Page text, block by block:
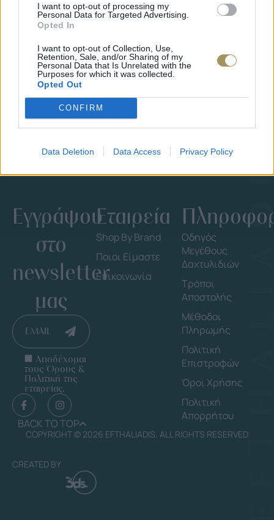
I want to opt-out of processing my
Personal Data for Targeted Advertising.
Opted In
I want to opt-out of Collection, Use,
Retention, Sale, and/or Sharing of my
Personal Data that Is Unrelated with the
Purposes for which it was collected.
Opted Out
CONFIRM
Data Deletion Data Access Privacy Policy
ΜΟΝΌΠΕΤΡΟ ΔΑΧΤΥΛΊΔΙ ΜΕ
ΔΙΑΜΆΝΤΙ 0.35CT
€1.737€
Εγγράψου
στο
newsletter
μας
EMAIL
Αποδέχομαι
τους Όρους &
Πολιτική της
εταιρείας.
BACK TO TOP
Εταιρεία
Shop By Brand
Ποιοι Είμαστε
Επικοινωνία
Οδηγός
Μεγέθους
Δαχτυλιδιών
Τρόποι
Αποστολής
Μέθοδοι
Πληρωμής
Πολιτική
Επιστροφών
Όροι Χρήσης
Πολιτική
Απορρήτου
COPYRIGHT © 2026 EFTHALIADIS. ALL RIGHTS RESERVED
CREATED BY